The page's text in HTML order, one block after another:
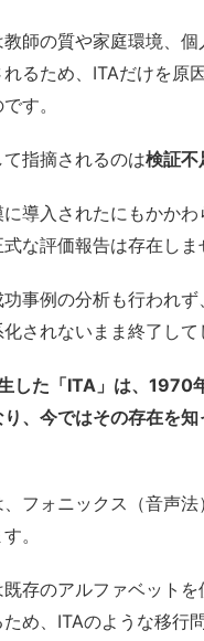
師の質や家庭環境、個
るため、ITAだけを原
す。
指摘されるのは検証不
導入されたにもかか
な評価報告は存在しま
事例の分析も行われ
されないまま終了して
した「ITA」は、1970
、今ではその存在を
フォニックス（音声
。
存のアルファベットを
め、ITAのような移行